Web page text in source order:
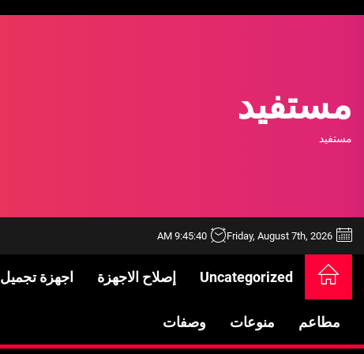
مستفيد
مستفيد
Friday, August 7th, 2026
9:45:40 AM
Uncategorized إصلاح الاجهزة اجهزة تجميل
مطاعم منوعات وصفات
خدمات شركة الجوهرة كلين المتميزة